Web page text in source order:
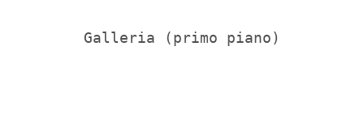
Galleria (primo piano)